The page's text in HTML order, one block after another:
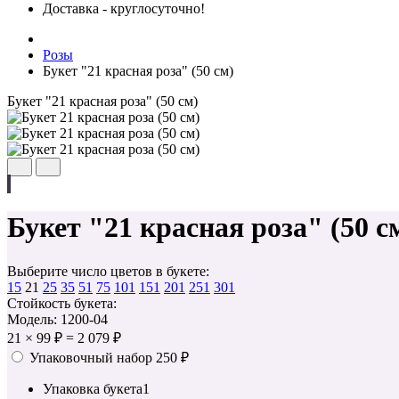
Доставка - круглосуточно!
Розы
Букет "21 красная роза" (50 см)
Букет "21 красная роза" (50 см)
Букет "21 красная роза" (50
Выберите число цветов в букете:
15 21 25 35 51 75 101 151 201 251 301
Стойкость букета:
Модель: 1200-04
21 × 99 ₽ = 2 079 ₽
Упаковочный набор 250 ₽
Упаковка букета1